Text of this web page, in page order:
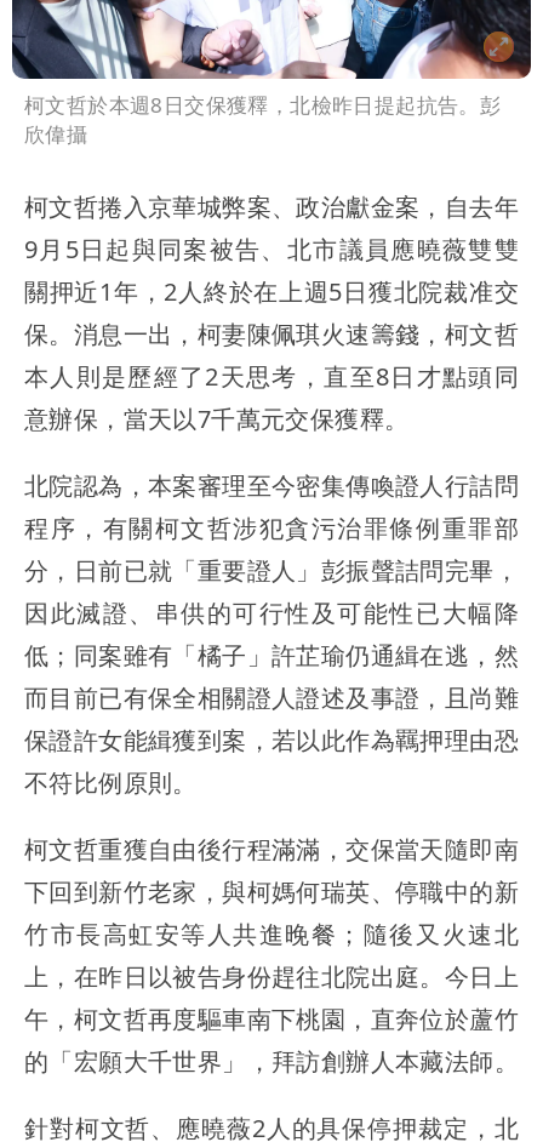
柯文哲於本週8日交保獲釋，北檢昨日提起抗告。彭
欣偉攝
柯文哲捲入京華城弊案、政治獻金案，自去年
9月5日起與同案被告、北市議員應曉薇雙雙
關押近1年，2人終於在上週5日獲北院裁准交
保。消息一出，柯妻陳佩琪火速籌錢，柯文哲
本人則是歷經了2天思考，直至8日才點頭同
意辦保，當天以7千萬元交保獲釋。
北院認為，本案審理至今密集傳喚證人行詰問
程序，有關柯文哲涉犯貪污治罪條例重罪部
分，日前已就「重要證人」彭振聲詰問完畢，
因此滅證、串供的可行性及可能性已大幅降
低；同案雖有「橘子」許芷瑜仍通緝在逃，然
而目前已有保全相關證人證述及事證，且尚難
保證許女能緝獲到案，若以此作為羈押理由恐
不符比例原則。
柯文哲重獲自由後行程滿滿，交保當天隨即南
下回到新竹老家，與柯媽何瑞英、停職中的新
竹市長高虹安等人共進晚餐；隨後又火速北
上，在昨日以被告身份趕往北院出庭。今日上
午，柯文哲再度驅車南下桃園，直奔位於蘆竹
的「宏願大千世界」，拜訪創辦人本藏法師。
針對柯文哲、應曉薇2人的具保停押裁定，北